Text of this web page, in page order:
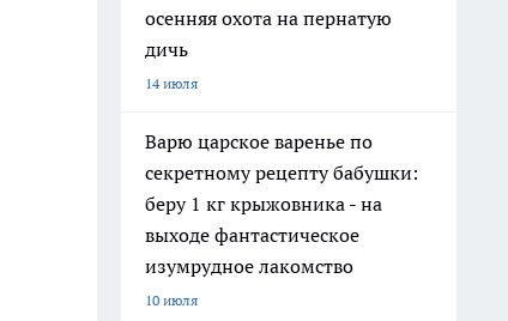
осенняя охота на пернатую
дичь
14 июля
Варю царское варенье по
секретному рецепту бабушки:
беру 1 кг крыжовника - на
выходе фантастическое
изумрудное лакомство
10 июля